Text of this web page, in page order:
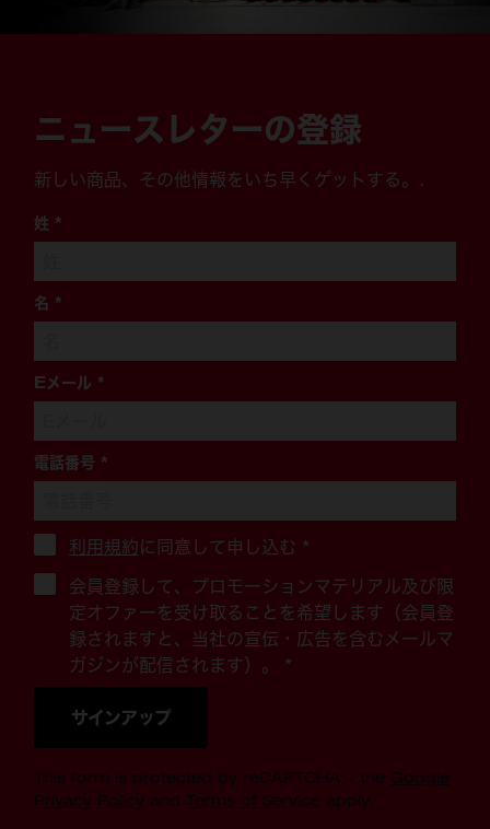
ニュースレターの登録
新しい商品、その他情報をいち早くゲットする。.
姓 *
名 *
Eメール *
電話番号 *
利用規約に同意して申し込む *
会員登録して、プロモーションマテリアル及び限
定オファーを受け取ることを希望します（会員登
録されますと、当社の宣伝・広告を含むメールマ
ガジンが配信されます）。 *
サインアップ
This form is protected by reCAPTCHA - the Google
Privacy Policyand Terms of Service apply.